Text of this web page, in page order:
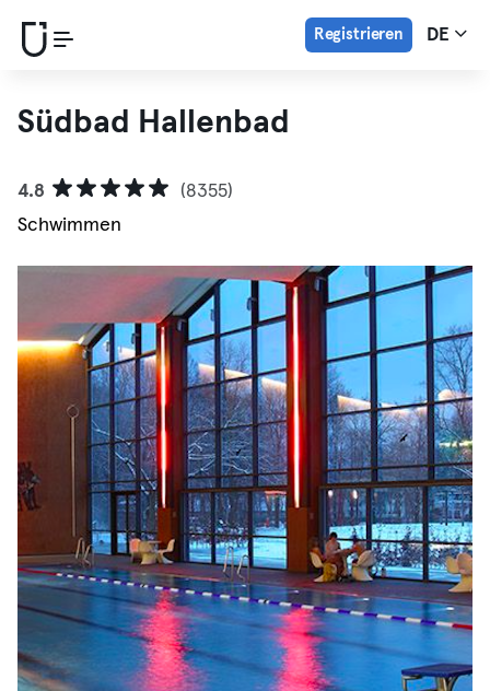
Registrieren DE
Südbad Hallenbad
4.8
(8355)
Schwimmen